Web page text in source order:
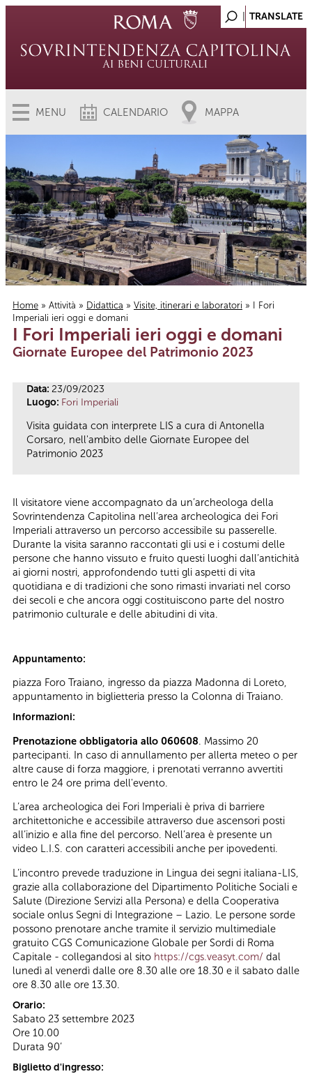
MENU CALENDARIO MAPPA
Tu sei qui
Home » Attività » Didattica » Visite, itinerari e laboratori » I Fori
Imperiali ieri oggi e domani
I Fori Imperiali ieri oggi e domani
Giornate Europee del Patrimonio 2023
Data: 23/09/2023
Luogo: Fori Imperiali
Visita guidata con interprete LIS a cura di Antonella
Corsaro, nell'ambito delle Giornate Europee del
Patrimonio 2023
Il visitatore viene accompagnato da un’archeologa della
Sovrintendenza Capitolina nell’area archeologica dei Fori
Imperiali attraverso un percorso accessibile su passerelle.
Durante la visita saranno raccontati gli usi e i costumi delle
persone che hanno vissuto e fruito questi luoghi dall’antichità
ai giorni nostri, approfondendo tutti gli aspetti di vita
quotidiana e di tradizioni che sono rimasti invariati nel corso
dei secoli e che ancora oggi costituiscono parte del nostro
patrimonio culturale e delle abitudini di vita.
Appuntamento:
piazza Foro Traiano, ingresso da piazza Madonna di Loreto,
appuntamento in biglietteria presso la Colonna di Traiano.
Informazioni:
Prenotazione obbligatoria allo 060608. Massimo 20
partecipanti. In caso di annullamento per allerta meteo o per
altre cause di forza maggiore, i prenotati verranno avvertiti
entro le 24 ore prima dell'evento.
L’area archeologica dei Fori Imperiali è priva di barriere
architettoniche e accessibile attraverso due ascensori posti
all’inizio e alla fine del percorso. Nell’area è presente un
video L.I.S. con caratteri accessibili anche per ipovedenti.
L’incontro prevede traduzione in Lingua dei segni italiana-LIS,
grazie alla collaborazione del Dipartimento Politiche Sociali e
Salute (Direzione Servizi alla Persona) e della Cooperativa
sociale onlus Segni di Integrazione – Lazio. Le persone sorde
possono prenotare anche tramite il servizio multimediale
gratuito CGS Comunicazione Globale per Sordi di Roma
Capitale - collegandosi al sito https://cgs.veasyt.com/ dal
lunedì al venerdì dalle ore 8.30 alle ore 18.30 e il sabato dalle
ore 8.30 alle ore 13.30.
Orario:
Sabato 23 settembre 2023
Ore 10.00
Durata 90’
Biglietto d'ingresso: